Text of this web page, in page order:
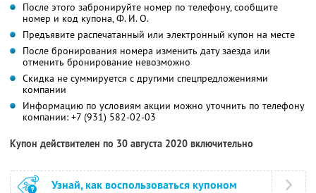
После этого забронируйте номер по телефону, сообщите
номер и код купона, Ф. И. О.
Предъявите распечатанный или электронный купон на месте
После бронирования номера изменить дату заезда или
отменить бронирование невозможно
Скидка не суммируется с другими спецпредложениями
компании
Информацию по условиям акции можно уточнить по телефону
компании: +7 (931) 582-02-03
Купон действителен по 30 августа 2020 включительно
Узнай, как воспользоваться купоном